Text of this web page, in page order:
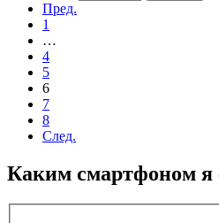
Пред.
1
…
4
5
6
7
8
След.
Каким смартфоном я